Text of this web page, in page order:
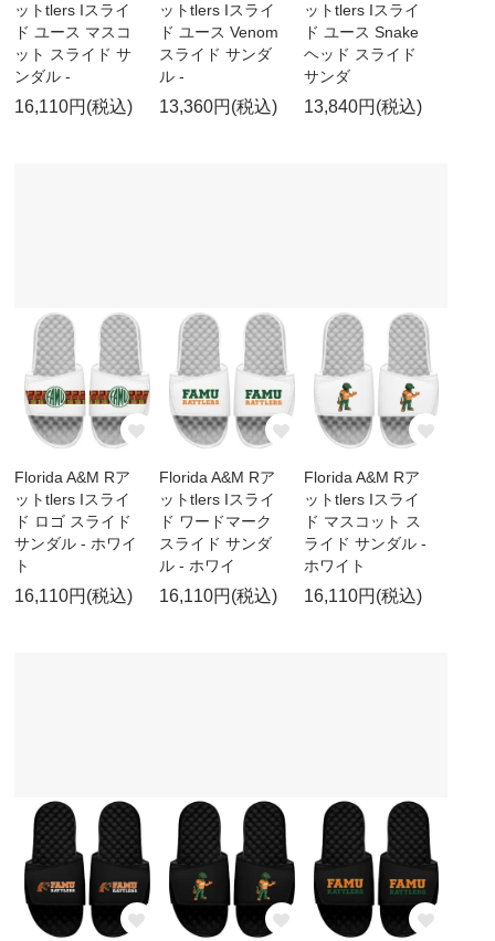
ットtlers Iスライ
ド ユース マスコ
ット スライド サ
ンダル -
16,110円(税込)
ットtlers Iスライ
ド ユース Venom
スライド サンダ
ル -
13,360円(税込)
ットtlers Iスライ
ド ユース Snake
ヘッド スライド
サンダ
13,840円(税込)
Florida A&M Rア
ットtlers Iスライ
ド ロゴ スライド
サンダル - ホワイ
ト
16,110円(税込)
Florida A&M Rア
ットtlers Iスライ
ド ワードマーク
スライド サンダ
ル - ホワイ
16,110円(税込)
Florida A&M Rア
ットtlers Iスライ
ド マスコット ス
ライド サンダル -
ホワイト
16,110円(税込)